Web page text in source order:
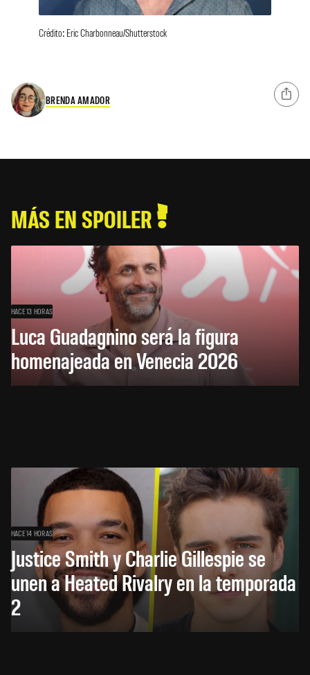
Crédito: Eric Charbonneau/Shutterstock
BRENDA AMADOR
MÁS EN SPOILER
HACE 13 HORAS
Luca Guadagnino será la figura
homenajeada en Venecia 2026
HACE 14 HORAS
Justice Smith y Charlie Gillespie se
unen a Heated Rivalry en la temporada
2